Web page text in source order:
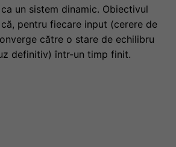
un sistem dinamic. Obiectivul
pentru fiecare input (cerere de
către o stare de echilibru
definitiv) într-un timp finit.